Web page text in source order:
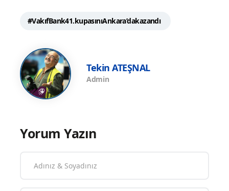
#VakıfBank41.kupasınıAnkara’dakazandı
Tekin ATEŞNAL
Admin
Yorum Yazın